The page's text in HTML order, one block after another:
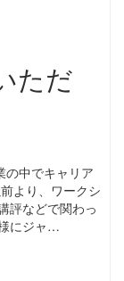
ただ
中でキャリア
より、ワークシ
評などで関わっ
にジャ…